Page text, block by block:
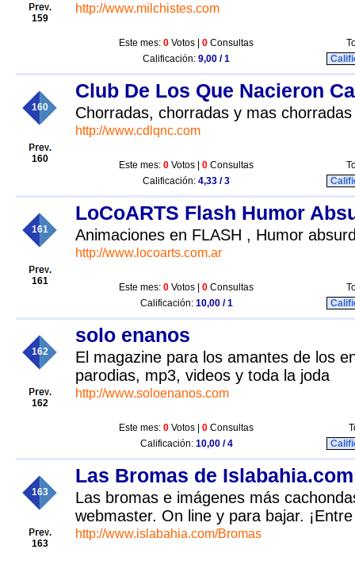
159
http://www.milchistes.com
Este mes: 0 Votos | 0 Consultas
Calificación: 9,00 / 1
160
160
Club De Los Que Nacieron
Chorradas, chorradas y mas chorradas
http://www.cdlqnc.com
Este mes: 0 Votos | 0 Consultas
Calificación: 4,33 / 3
161
161
LoCoARTS Flash Humor
Animaciones en FLASH , Humor
http://www.locoarts.com.ar
Este mes: 0 Votos | 0 Consultas
Calificación: 10,00 / 1
162
162
solo enanos
El magazine para los amantes de los
parodias, mp3, videos y toda la joda
http://www.soloenanos.com
Este mes: 0 Votos | 0 Consultas
Calificación: 10,00 / 4
163
163
Las Bromas de Islabahia.com
Las bromas e imágenes más
webmaster. On line y para bajar.
http://www.islabahia.com/Bromas